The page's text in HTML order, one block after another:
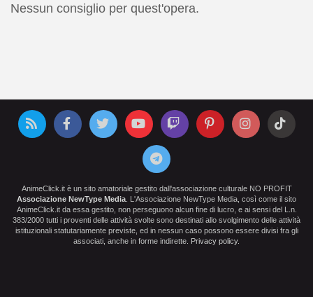
Nessun consiglio per quest'opera.
AnimeClick.it è un sito amatoriale gestito dall'associazione culturale NO PROFIT
Associazione NewType Media . L'Associazione NewType Media, così come il sito
AnimeClick.it da essa gestito, non perseguono alcun fine di lucro, e ai sensi del L.n.
383/2000 tutti i proventi delle attività svolte sono destinati allo svolgimento delle attività
istituzionali statutariamente previste, ed in nessun caso possono essere divisi fra gli
associati, anche in forme indirette. Privacy policy.